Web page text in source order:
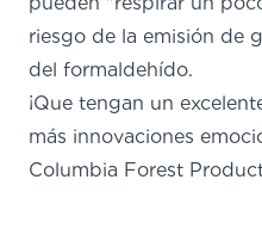
riesgo de la emisión de
del formaldehído.
¡Que tengan un
más innovaciones
Columbia Forest